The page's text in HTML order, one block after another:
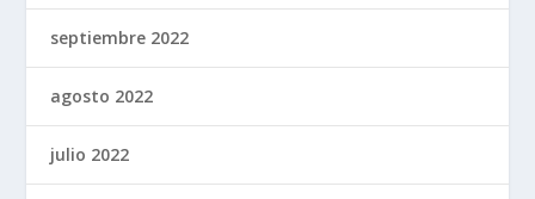
septiembre 2022
agosto 2022
julio 2022